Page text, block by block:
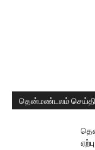
தென்மண்டலம்
ஏற்பு